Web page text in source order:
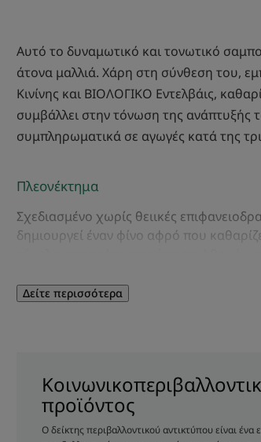
Αυτό το δυναμωτικό και τονωτικό
άτονα μαλλιά. Χάρη στη σύνθεση του,
Κινίνης και ΒΙΟΛΟΓΙΚΟ Εντελβάις,
συμβάλλει στην τόνωση της ανάπτυξής
συμπληρωματικά σε αγωγές κατά της
Πλεονέκτημα
Σχεδιασμένο χωρίς θειικές
δημιουργεί έναν φίνο αφρό που
Οφέλη
προάγει την παραγωγή κερατίνης** για
- Μειώνει το σπάσιμο: Χάρη στην
σπάσιμο των μαλλιών μειώνεται στο
Δείτε περισσότερα
προϊόντος
Ο δείκτης περιβαλλοντικού αντικτύπου είναι